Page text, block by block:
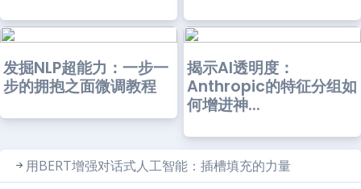
发掘NLP超能力：一步一
步的拥抱之面微调教程
揭示AI透明度：
Anthropic的特征分组如
何增进神...
用BERT增强对话式人工智能：插槽填充的力量